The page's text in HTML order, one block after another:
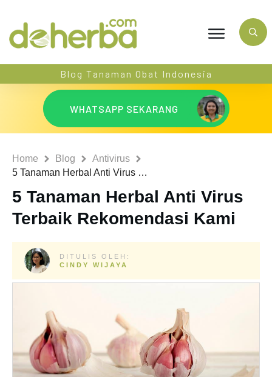
Blog Tanaman Obat Indonesia
WHATSAPP SEKARANG
Home Blog
Antivirus
5 Tanaman Herbal Anti Virus Terbaik Rekomendasi Kami
5 Tanaman Herbal Anti Virus
Terbaik Rekomendasi Kami
DITULIS OLEH:
CINDY WIJAYA